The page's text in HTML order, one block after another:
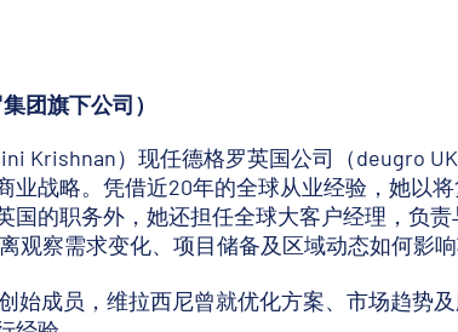
团旗下公司）
Krishnan）现任德格罗英国公司（deugro
业战略。凭借近20年的全球从业经验，她以
国的职务外，她还担任全球大客户经理，负
观察需求变化、项目储备及区域动态如何影
始成员，维拉西尼曾就优化方案、市场趋势